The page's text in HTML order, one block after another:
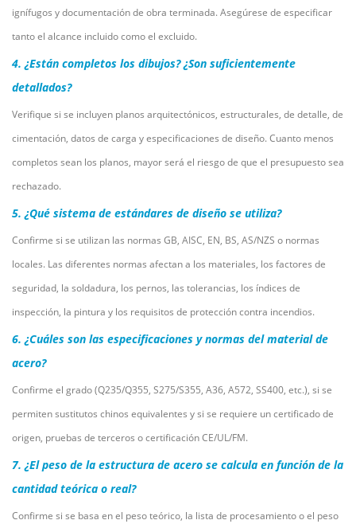
ignífugos y documentación de obra terminada. Asegúrese de especificar
tanto el alcance incluido como el excluido.
4. ¿Están completos los dibujos? ¿Son suficientemente
detallados?
Verifique si se incluyen planos arquitectónicos, estructurales, de detalle, de
cimentación, datos de carga y especificaciones de diseño. Cuanto menos
completos sean los planos, mayor será el riesgo de que el presupuesto sea
rechazado.
5. ¿Qué sistema de estándares de diseño se utiliza?
Confirme si se utilizan las normas GB, AISC, EN, BS, AS/NZS o normas
locales. Las diferentes normas afectan a los materiales, los factores de
seguridad, la soldadura, los pernos, las tolerancias, los índices de
inspección, la pintura y los requisitos de protección contra incendios.
6. ¿Cuáles son las especificaciones y normas del material de
acero?
Confirme el grado (Q235/Q355, S275/S355, A36, A572, SS400, etc.), si se
permiten sustitutos chinos equivalentes y si se requiere un certificado de
origen, pruebas de terceros o certificación CE/UL/FM.
7. ¿El peso de la estructura de acero se calcula en función de la
cantidad teórica o real?
Confirme si se basa en el peso teórico, la lista de procesamiento o el peso